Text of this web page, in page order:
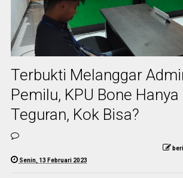
Terbukti Melanggar
Pemilu, KPU Bone Hanya
Teguran, Kok Bisa?
Senin, 13 Februari 2023